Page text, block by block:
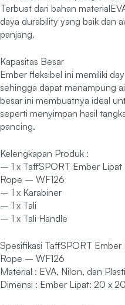
Terbuat dari bahan
daya durability yang baik dan
panjang.
Kapasitas Besar
Ember fleksibel ini memiliki
sehingga dapat menampung
besar ini membuatnya ideal
seperti menyimpan hasil
pancing.
Kelengkapan Produk :
– 1 x TaffSPORT Ember
Rope – WF126
– 1 x Karabiner
– 1 x Tali
– 1 x Tali Handle
Spesifikasi TaffSPORT
Rope – WF126
Material : EVA, Nilon, dan
Dimensi : Ember Lipat: 20 x